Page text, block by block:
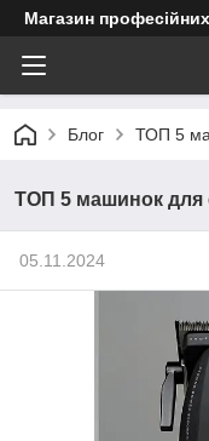
Магазин
Блог ТОП 5
ТОП 5 машинок для
05.11.2024